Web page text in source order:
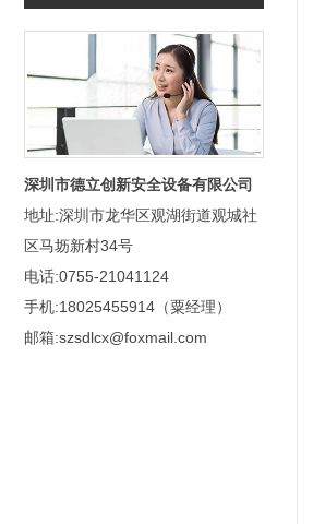
深圳市德立创新安全设备有限公司
地址:深圳市龙华区观湖街道观城社
区马坜新村34号
电话:0755-21041124
手机:18025455914（粟经理）
邮箱:szsdlcx@foxmail.com